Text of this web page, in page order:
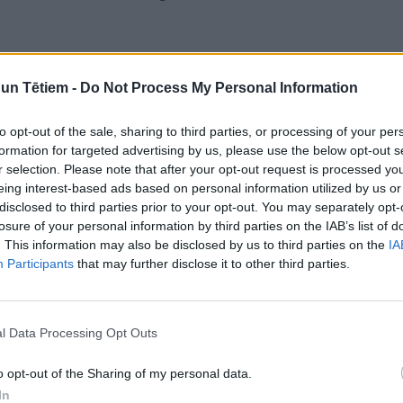
Tētiem - Do Not Process My Personal Information
opt-out of the sale, sharing to third parties, or processing of your
for targeted advertising by us, please use the below opt-out
selection. Please note that after your opt-out request is processed
interest-based ads based on personal information utilized by us
to third parties prior to your opt-out. You may separately
of your personal information by third parties on the IAB’s list of
This information may also be disclosed by us to third parties on the
Participants that may further disclose it to other third parties.
Data Processing Opt Outs
opt-out of the Sharing of my personal data.
no kuru uztura izslēgti piena
0,2-0,3 standarta vērtībām
kuri piena produktus ikdienā
lieto.
un piena produktu daudzums, ir samazināta
atpaliek vidēji par 1,4 gadiem.
eliminācijas (ierobežošanas) gadījumā, taču ir